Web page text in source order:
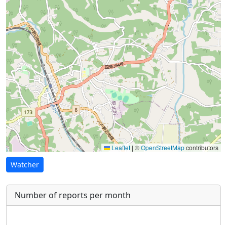
Leaflet | ©OpenStreetMapcontributors
Watcher
Number of reports per month